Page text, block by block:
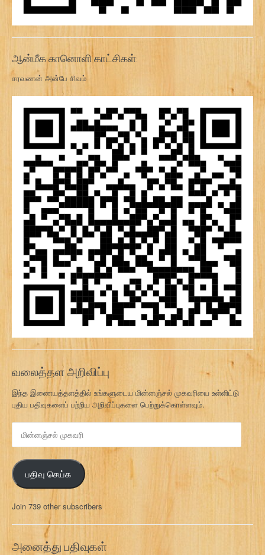
ஆன்மீக கானொளி காட்சிகள்:
சரவணன் அன்பே சிவம்
வலைத்தள அறிவிப்பு
இந்த இணையத்தளத்தில் உங்களுடைய மின்னஞ்சல் முகவரியை உள்ளிட்டு
புதிய பதிவுகளைப் பற்றிய அறிவிப்புகளை பெற்றுக்கொள்ளவும்.
ன
ஞ்
ச
ல்
க
வ
பதிவு செய்க
Join 739 other subscribers
அனைத்து பதிவுகள்